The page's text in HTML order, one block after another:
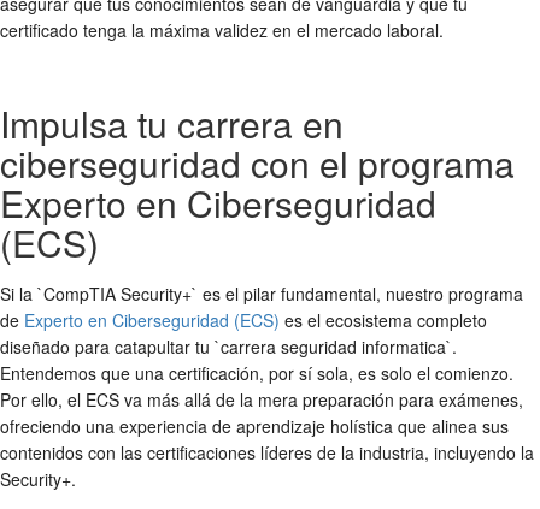
certificado tenga la máxima validez en el mercado laboral.
Impulsa tu carrera en
ciberseguridad con el programa
Experto en Ciberseguridad
(ECS)
Si la `CompTIA Security+` es el pilar fundamental, nuestro programa
de Experto en Ciberseguridad (ECS) es el ecosistema completo
diseñado para catapultar tu `carrera seguridad informatica`.
Entendemos que una certificación, por sí sola, es solo el comienzo.
Por ello, el ECS va más allá de la mera preparación para exámenes,
ofreciendo una experiencia de aprendizaje holística que alinea sus
contenidos con las certificaciones líderes de la industria, incluyendo la
Security+.